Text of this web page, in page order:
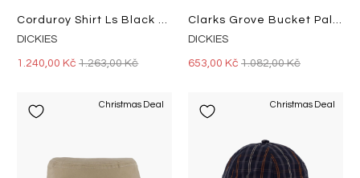
Corduroy Shirt Ls Black Black
DICKIES
1.240,00 Kč1.263,00 Kč
Clarks Grove Bucket Pale Green
DICKIES
653,00 Kč 1.082,00 Kč
Christmas Deal Christmas Deal